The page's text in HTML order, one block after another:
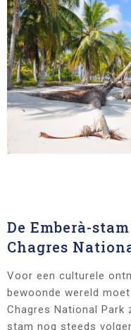
De Emberà-
Chagres
Voor een culturele
bewoonde wereld
Chagres National Park
stam nog steeds